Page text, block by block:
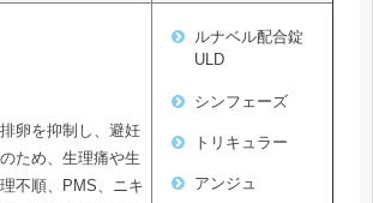
排卵を抑制し、避妊
のため、生理痛や生
理不順、PMS、ニキ
ルナベル配合錠
ULD
シンフェーズ
トリキュラー
アンジュ